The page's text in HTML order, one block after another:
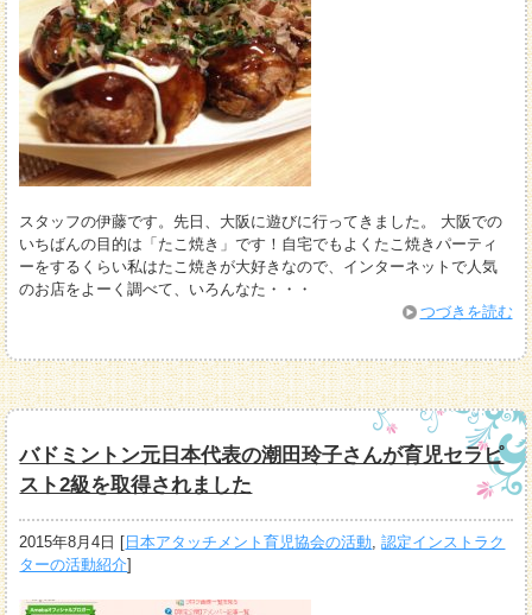
スタッフの伊藤です。先日、大阪に遊びに行ってきました。 大阪での
いちばんの目的は「たこ焼き」です！自宅でもよくたこ焼きパーティ
ーをするくらい私はたこ焼きが大好きなので、インターネットで人気
のお店をよーく調べて、いろんなた・・・
つづきを読む
バドミントン元日本代表の潮田玲子さんが育児セラピ
スト2級を取得されました
2015年8月4日 [ 日本アタッチメント育児協会の活動 ,認定インストラク
ターの活動紹介]